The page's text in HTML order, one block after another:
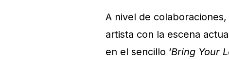
A nivel de
artista con la escena
en el sencillo ‘Bring Your